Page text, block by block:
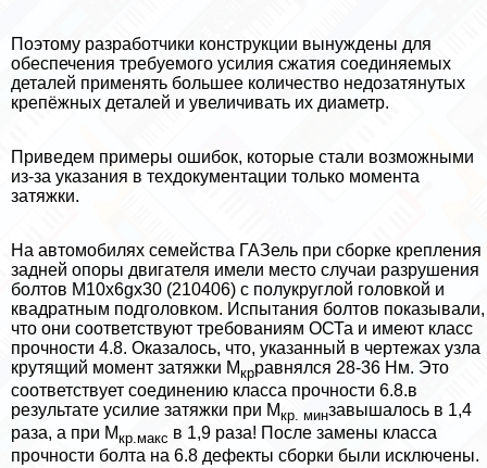
Поэтому разработчики конструкции вынуждены для
обеспечения требуемого усилия сжатия соединяемых
деталей применять большее количество недозатянутых
крепёжных деталей и увеличивать их диаметр.
Приведем примеры ошибок, которые стали возможными
из-за указания в техдокументации только момента
затяжки.
На автомобилях семейства ГАЗель при сборке крепления
задней опоры двигателя имели место случаи разрушения
болтов М10х6gх30 (210406) с полукруглой головкой и
квадратным подголовком. Испытания болтов показывали,
что они соответствуют требованиям ОСТа и имеют класс
прочности 4.8. Оказалось, что, указанный в чертежах узла
крутящий момент затяжки Мкрравнялся 28-36 Нм. Это
соответствует соединению класса прочности 6.8.в
результате усилие затяжки при Мкр. минзавышалось в 1,4
раза, а при Мкр.макс в 1,9 раза! После замены класса
прочности болта на 6.8 дефекты сборки были исключены.